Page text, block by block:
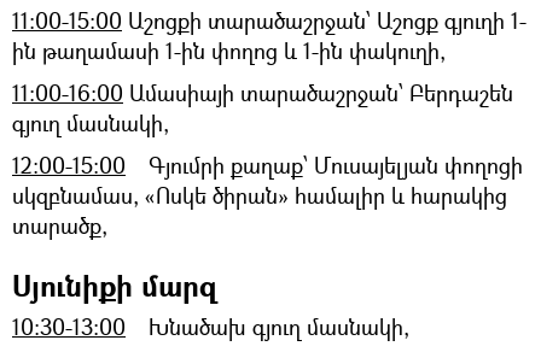
11։00-15։00 Աշոցքի տարածաշրջան՝ Աշոցք գյուղի 1-
ին թաղամասի 1-ին փողոց և 1-ին փակուղի,
11:00-16:00 Ամասիայի տարածաշրջան՝ Բերդաշեն
գյուղ մասնակի,
12:00-15:00 Գյումրի քաղաք՝ Մուսայելյան փողոցի
սկզբնամաս, «Ոսկե ծիրան» համալիր և հարակից
տարածք,
Սյունիքի մարզ
10:30-13:00 Խնածախ գյուղ մասնակի,